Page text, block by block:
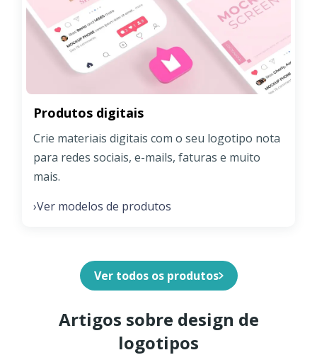
Produtos digitais
Crie materiais digitais com o seu logotipo nota
para redes sociais, e-mails, faturas e muito
mais.
›Ver modelos de produtos
Ver todos os produtos
Artigos sobre design de
logotipos